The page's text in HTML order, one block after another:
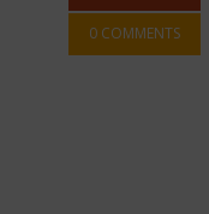
0 COMMENTS